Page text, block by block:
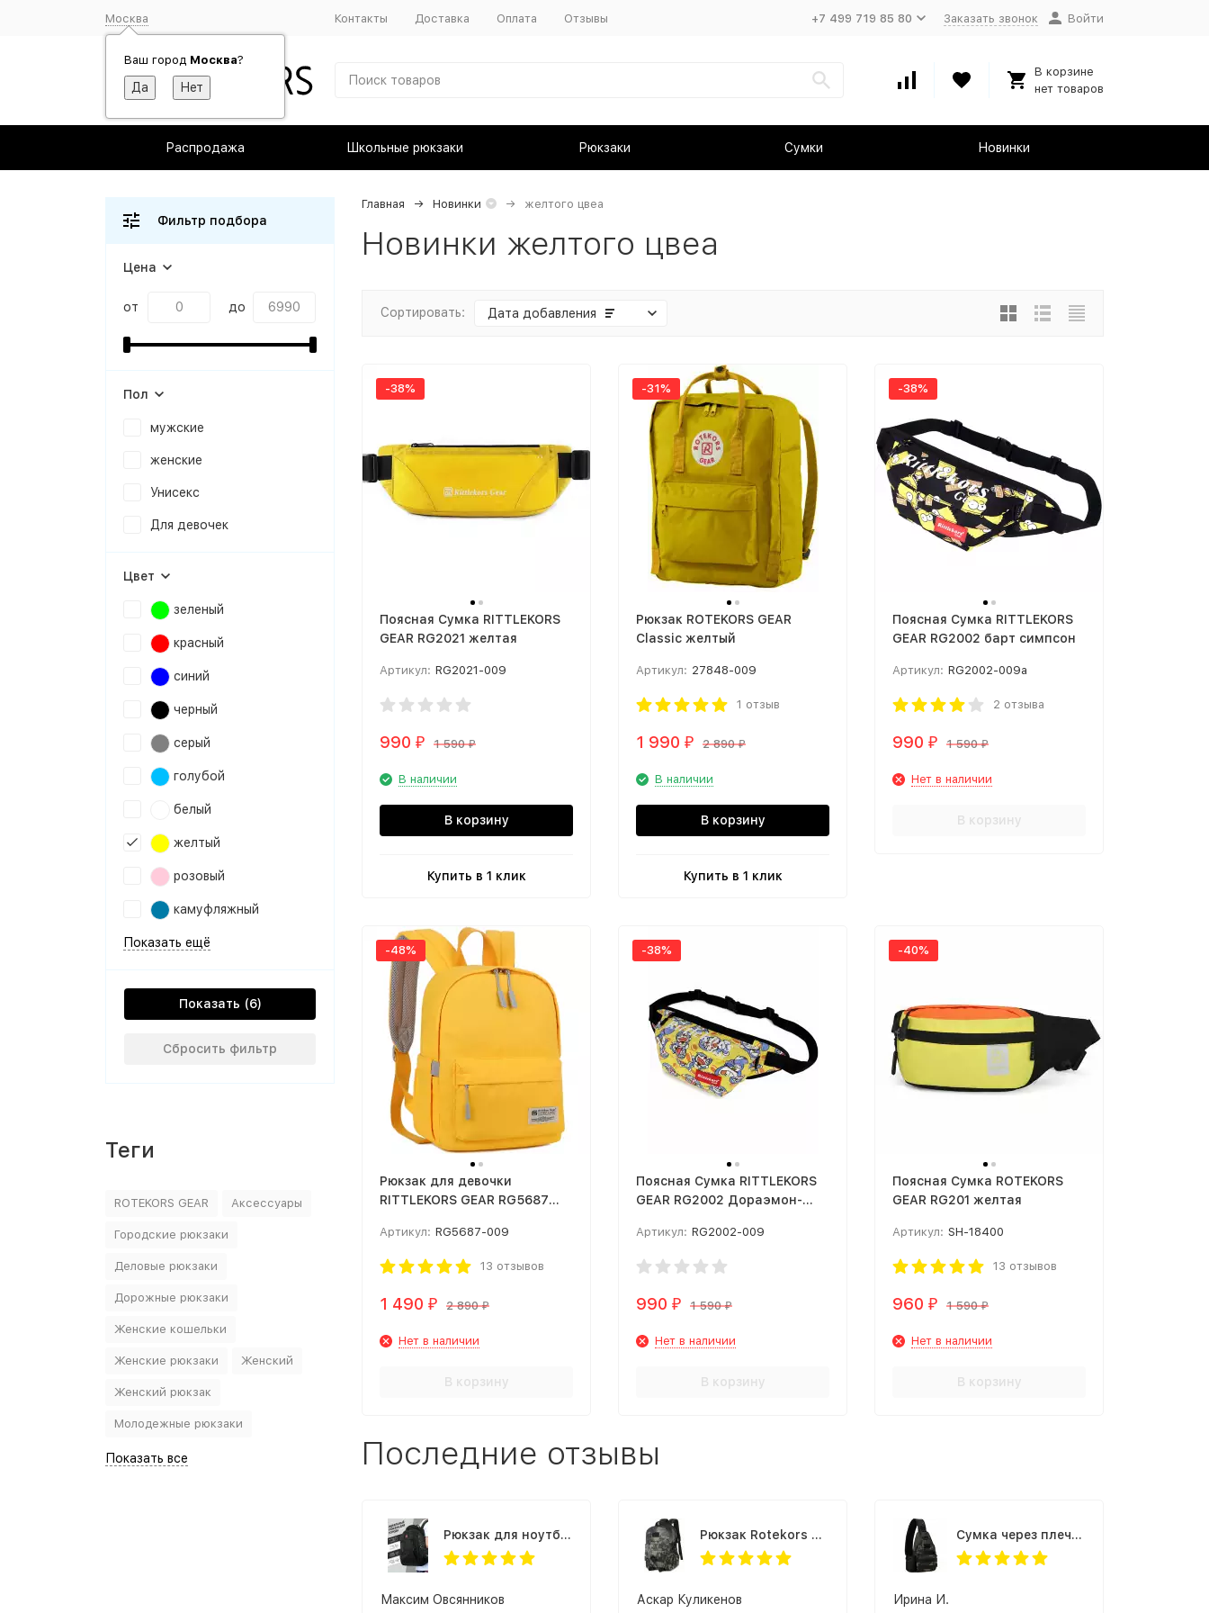
Москва
Ваш город Москва?
Контакты Доставка Оплата Отзывы +7 499 719 85 80 Заказать звонок Войти
В корзине
нет товаров
Распродажа Школьные рюкзаки Рюкзаки Сумки Новинки
Главная Новинки желтого цвеа
Новинки желтого цвеа
Сортировать: Дата добавления
-38%
Поясная Сумка RITTLEKORS
GEAR RG2021 желтая
Артикул: RG2021-009
990 ₽ 1 590₽
В наличии
В корзину
Купить в 1 клик
-31%
Рюкзак ROTEKORS GEAR
Classic желтый
Артикул: 27848-009
1 отзыв
1 990 ₽ 2 890₽
В наличии
В корзину
Купить в 1 клик
-38%
Поясная Сумка RITTLEKORS
GEAR RG2002 барт симпсон
Артикул: RG2002-009a
2 отзыва
990 ₽ 1 590₽
Нет в наличии
В корзину
-48%
Рюкзак для девочки
RITTLEKORS GEAR RG5687
Артикул: RG5687-009
13 отзывов
1 490 ₽ 2 890₽
Нет в наличии
В корзину
-38%
Поясная Сумка RITTLEKORS
GEAR RG2002 Дораэмон-
Артикул: RG2002-009
990 ₽ 1 590₽
Нет в наличии
В корзину
-40%
Поясная Сумка ROTEKORS
GEAR RG201 желтая
Артикул: SH-18400
13 отзывов
960 ₽ 1 590₽
Нет в наличии
В корзину
Последние отзывы
Рюкзак для ноутбука Rittlekors Gear RG1418 черный
Максим Овсянников
Рюкзак Rotekors 5004 тактический 32л. черный камуфляж
Аскар Куликенов
Cумка через плечо Granta USB черный камуфляж
Ирина И.
Фильтр подбора
Цена
от до
Пол
мужские
женские
Унисекс
Для девочек
Цвет
зеленый
красный
синий
черный
серый
голубой
белый
желтый
розовый
камуфляжный
Показать ещё
Показать
Сбросить фильтр
Теги
ROTEKORS GEAR Аксессуары
Городские рюкзаки
Деловые рюкзаки
Дорожные рюкзаки
Женские кошельки
Женские рюкзаки Женский
Женский рюкзак
Молодежные рюкзаки
Показать все